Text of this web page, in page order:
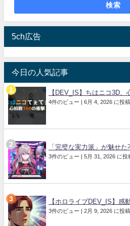
検索
5ch広告
今日の人気記事
【DEV_IS】ちはニコ3D、
4件のビュー | 6月 4, 2026 に投
「完璧な実力派」が魅せ
3件のビュー | 5月 31, 2026 に投
【ホロライブDEV_IS】感
3件のビュー | 2月 9, 2026 に投